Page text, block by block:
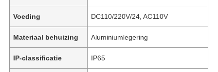
Voeding DC110/220V/24, AC110V
Materiaal behuizing Aluminiumlegering
IP-classificatie IP65